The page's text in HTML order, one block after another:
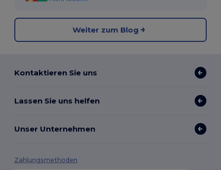
Weiter zum Blog
Kontaktieren Sie uns
Lassen Sie uns helfen
Unser Unternehmen
Zahlungsmethoden